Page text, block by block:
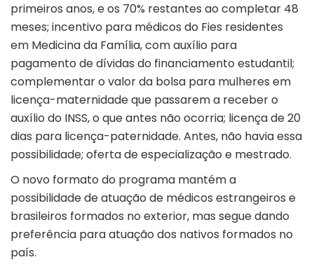
primeiros anos, e os 70% restantes ao completar 48
meses; incentivo para médicos do Fies residentes
em Medicina da Família, com auxílio para
pagamento de dívidas do financiamento estudantil;
complementar o valor da bolsa para mulheres em
licença-maternidade que passarem a receber o
auxílio do INSS, o que antes não ocorria; licença de 20
dias para licença-paternidade. Antes, não havia essa
possibilidade; oferta de especialização e mestrado.
O novo formato do programa mantém a
possibilidade de atuação de médicos estrangeiros e
brasileiros formados no exterior, mas segue dando
preferência para atuação dos nativos formados no
país.